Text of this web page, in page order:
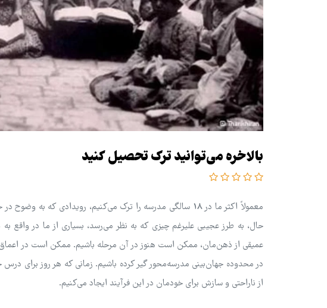
بالاخره می‌توانید ترک تحصیل کنید
معمولاً اکثر ما در 18 سالگی مدرسه را ترک می‌کنیم، رویدادی
حال، به طرز عجیبی علیرغم چیزی که به نظر می‌رسد، بسیاری از ما در
عمیقی از ذهن‌مان، ممکن است هنوز در آن مرحله باشیم. ممکن است در اعماق
در محدوده جهان‌بینی مدرسه‌محور گیر کرده باشیم. زمانی که هر روز برای
از ناراحتی و سازش برای خودمان در این فرآیند ایجاد می‌کنیم.